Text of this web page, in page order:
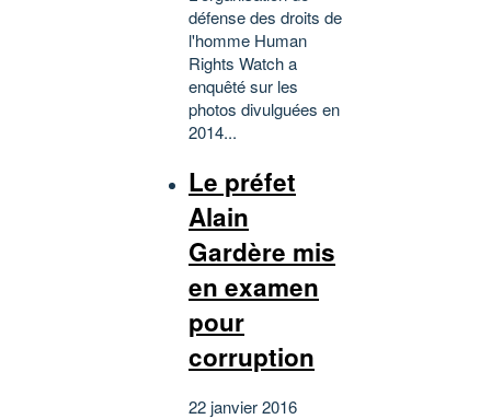
défense des droits de
l'homme Human
Rights Watch a
enquêté sur les
photos divulguées en
2014...
Le préfet
Alain
Gardère mis
en examen
pour
corruption
22 janvier 2016